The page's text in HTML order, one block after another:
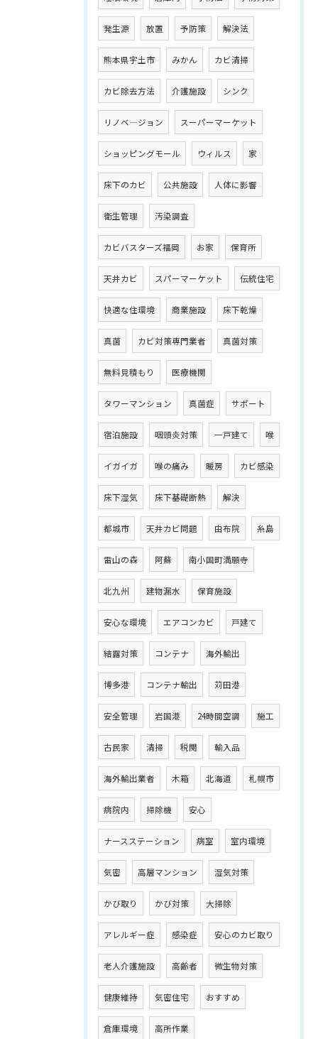
発生源 放置 予防策 解決法
熊本県宇土市 みかん カビ清掃
カビ除去方法 介護施設 シンク
リノベ―ジョン スーパーマーケット
ショッピングモール ウィルス 家
床下のカビ 公共施設 人体に影響
衛生管理 汚染調査
カビバスターズ福岡 お家 保育所
天井カビ スパーマーケット 伝統住宅
快適な住環境 商業施設 床下乾燥
真菌 カビ対策専門業者 真菌対策
無料見積もり 医療機関
タワーマンション 真菌症 サポート
宿泊施設 咽頭炎対策 一戸建て 喉
イガイガ 喉の痛み 暖房 カビ感染
床下湿気 床下基礎断熱 解決
都城市 天井カビ問題 由布院 糸島
雷山の森 阿蘇 南小国町満願寺
北九州 建物漏水 保育施設
安心な環境 エアコンカビ 戸建て
結露対策 コンテナ 海外輸出
博多港 コンテナ輸出 苅田港
安全管理 岩国港 24時間空調 施工
古民家 清掃 税関 輸入品
海外輸出業者 木箱 北海道 札幌市
病院内 掃除機 安心
ナースステーション 病室 室内環境
気密 高層マンション 湿気対策
かび取り かび対策 大掃除
アレルギー症 感染症 安心のカビ取り
老人介護施設 高齢者 微生物対策
健康維持 気密住宅 おすすめ
倉庫環境 高所作業